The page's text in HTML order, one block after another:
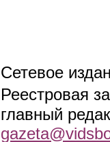
Сетевое
Реестровая
главный